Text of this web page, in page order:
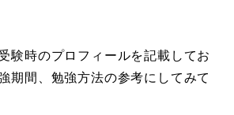
験時のプロフィールを記載してお
期間、勉強方法の参考にしてみて